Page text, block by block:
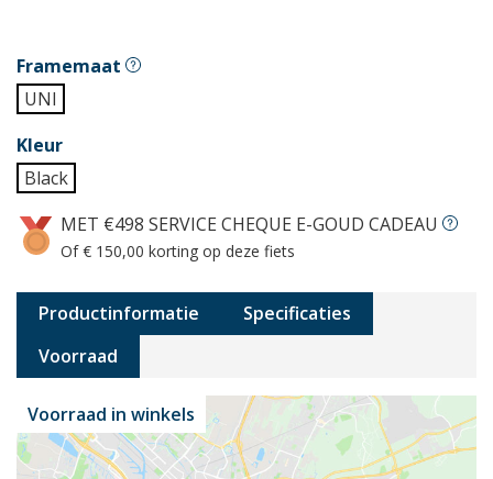
Framemaat
UNI
Kleur
Black
MET €498 SERVICE CHEQUE E-GOUD CADEAU
Of € 150,00 korting op deze fiets
Productinformatie
Specificaties
Voorraad
Voorraad in winkels